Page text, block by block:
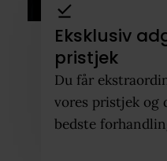
Eksklusiv
pristjek
Du får
vores pristjek og
bedste